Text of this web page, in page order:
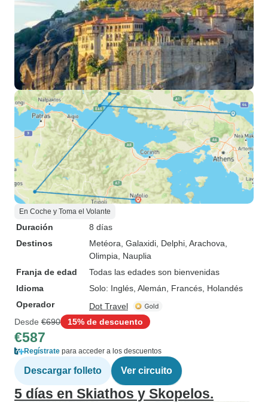
En Coche y Toma el Volante
Duración
8 días
Destinos
Metéora , Galaxidi , Delphi , Arachova
Olimpia , Nauplia
Franja de edad
Todas las edades son bienvenidas
Idioma
Solo: Inglés, Alemán, Francés, Holandés
Operador
Dot Travel
Desde €690 15% de descuento
€587
Regístrate para acceder a los descuentos
Descargar folleto Ver circuito
5 días en Skiathos y Skopelos.